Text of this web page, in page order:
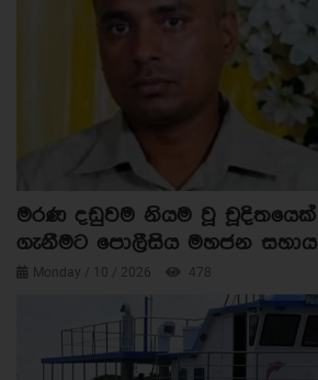
මරණ දඩුවම නියම වූ චූදිතයෙක්
ගැනීමට පොලීසිය මහජන
Monday / 10 / 2026 478